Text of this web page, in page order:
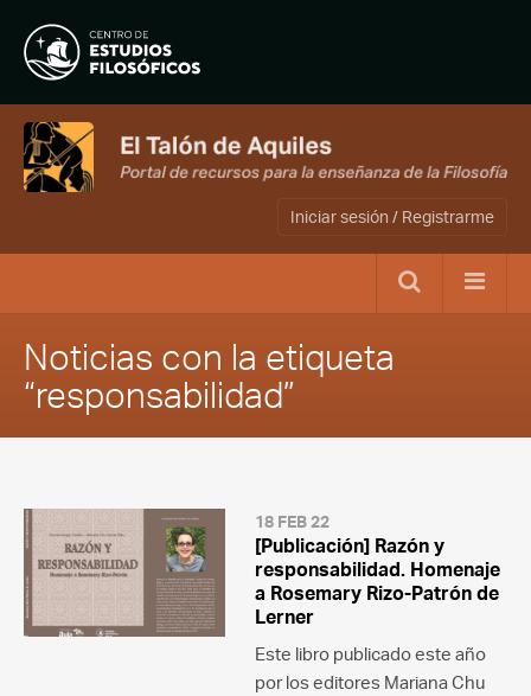
Iniciar sesión / Registrarme
Noticias con la etiqueta
“responsabilidad”
18 FEB 22
[Publicación] Razón y
responsabilidad. Homenaje
a Rosemary Rizo-Patrón de
Lerner
Este libro publicado este año
por los editores Mariana Chu